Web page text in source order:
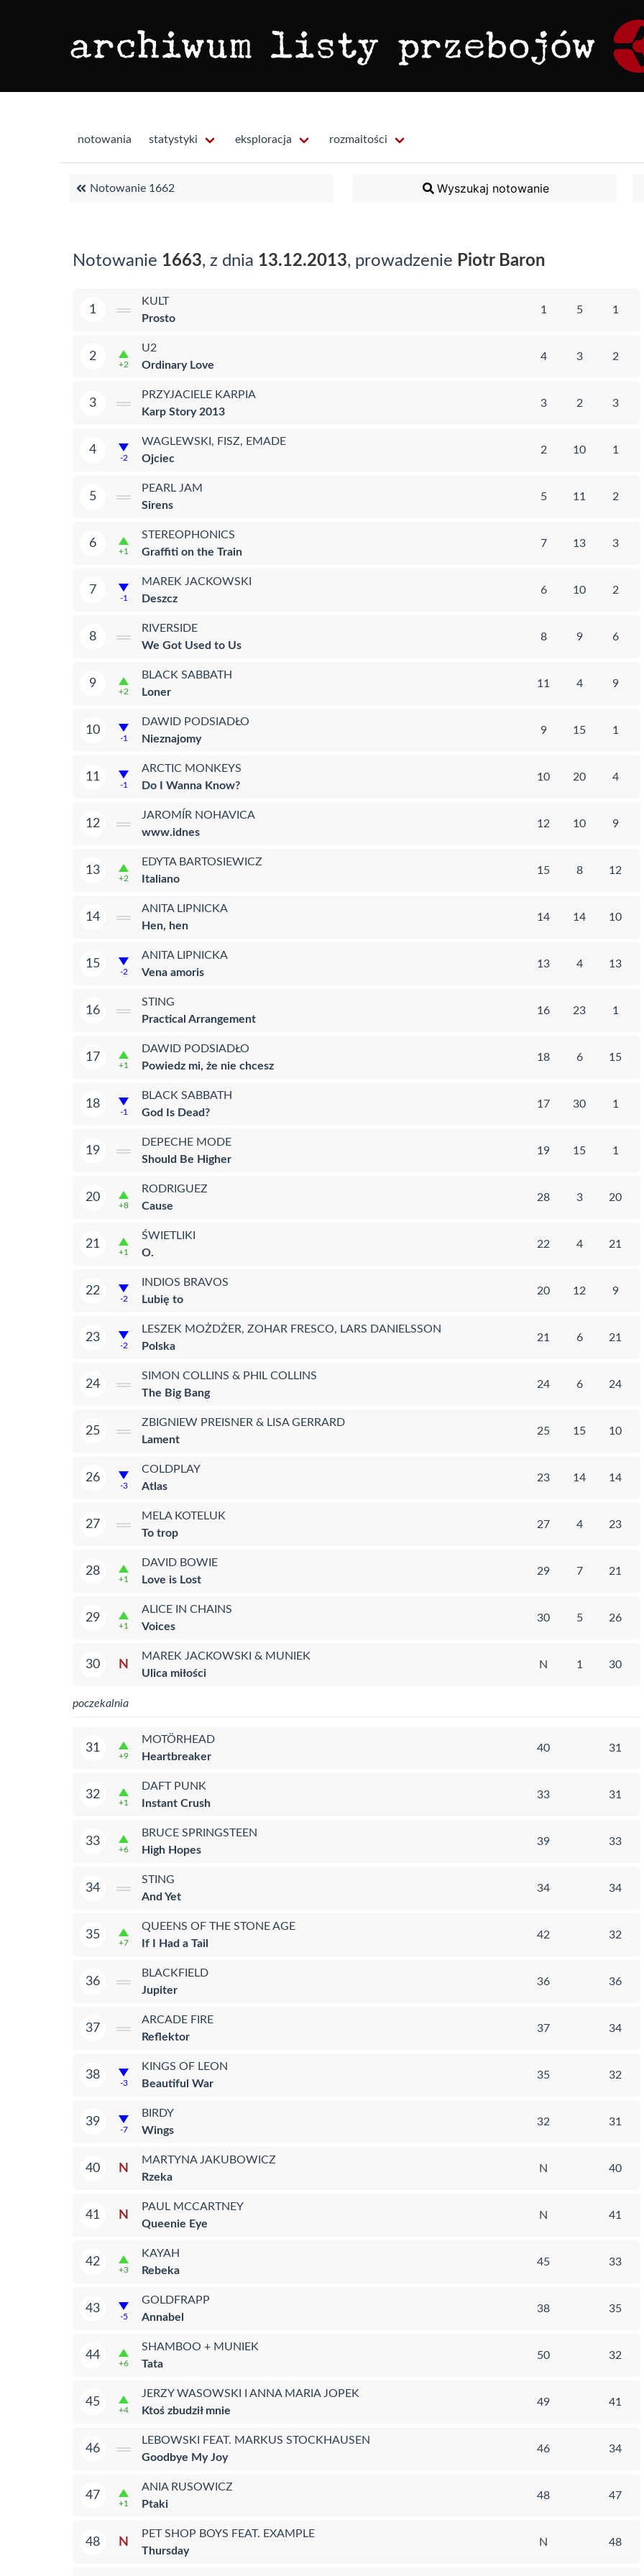
notowania statystyki eksploracja rozmaitości
Notowanie 1662 Wyszukaj notowanie
Notowanie 1663, z dnia 13.12.2013, prowadzenie Piotr Baron
1
KULT
Prosto
1 5 1
2
+2
U2
Ordinary Love
4 3 2
3
PRZYJACIELE KARPIA
Karp Story 2013
3 2 3
4
-2
WAGLEWSKI, FISZ, EMADE
Ojciec
2 10 1
5
PEARL JAM
Sirens
5 11 2
6
+1
STEREOPHONICS
Graffiti on the Train
7 13 3
7
-1
MAREK JACKOWSKI
Deszcz
6 10 2
8
RIVERSIDE
We Got Used to Us
8 9 6
9
+2
BLACK SABBATH
Loner
11 4 9
10
-1
DAWID PODSIADŁO
Nieznajomy
9 15 1
11
-1
ARCTIC MONKEYS
Do I Wanna Know?
10 20 4
12
JAROMÍR NOHAVICA
www.idnes
12 10 9
13
+2
EDYTA BARTOSIEWICZ
Italiano
15 8 12
14
ANITA LIPNICKA
Hen, hen
14 14 10
15
-2
ANITA LIPNICKA
Vena amoris
13 4 13
16
STING
Practical Arrangement
16 23 1
17
+1
DAWID PODSIADŁO
Powiedz mi, że nie chcesz
18 6 15
18
-1
BLACK SABBATH
God Is Dead?
17 30 1
19
DEPECHE MODE
Should Be Higher
19 15 1
20
+8
RODRIGUEZ
Cause
28 3 20
21
+1
ŚWIETLIKI
O.
22 4 21
22
-2
INDIOS BRAVOS
Lubię to
20 12 9
23
-2
LESZEK MOŻDŻER, ZOHAR FRESCO, LARS DANIELSSON
Polska
21 6 21
24
SIMON COLLINS & PHIL COLLINS
The Big Bang
24 6 24
25
ZBIGNIEW PREISNER & LISA GERRARD
Lament
25 15 10
26
-3
COLDPLAY
Atlas
23 14 14
27
MELA KOTELUK
To trop
27 4 23
28
+1
DAVID BOWIE
Love is Lost
29 7 21
29
+1
ALICE IN CHAINS
Voices
30 5 26
30 N
MAREK JACKOWSKI & MUNIEK
Ulica miłości
N 1 30
poczekalnia
31
+9
MOTÖRHEAD
Heartbreaker
40 31
32
+1
DAFT PUNK
Instant Crush
33 31
33
+6
BRUCE SPRINGSTEEN
High Hopes
39 33
34
STING
And Yet
34 34
35
+7
QUEENS OF THE STONE AGE
If I Had a Tail
42 32
36
BLACKFIELD
Jupiter
36 36
37
ARCADE FIRE
Reflektor
37 34
38
-3
KINGS OF LEON
Beautiful War
35 32
39
-7
BIRDY
Wings
32 31
40 N
MARTYNA JAKUBOWICZ
Rzeka
N 40
41 N
PAUL MCCARTNEY
Queenie Eye
N 41
42
+3
KAYAH
Rebeka
45 33
43
-5
GOLDFRAPP
Annabel
38 35
44
+6
SHAMBOO + MUNIEK
Tata
50 32
45
+4
JERZY WASOWSKI I ANNA MARIA JOPEK
Ktoś zbudził mnie
49 41
46
LEBOWSKI FEAT. MARKUS STOCKHAUSEN
Goodbye My Joy
46 34
47
+1
ANIA RUSOWICZ
Ptaki
48 47
48 N
PET SHOP BOYS FEAT. EXAMPLE
Thursday
N 48